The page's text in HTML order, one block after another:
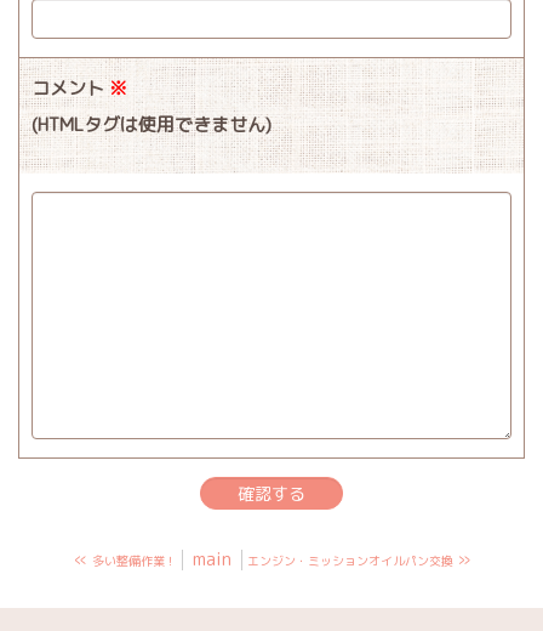
コメント※
(HTMLタグは使用できません)
« 多い整備作業！ main エンジン・ミッションオイルパン交換»